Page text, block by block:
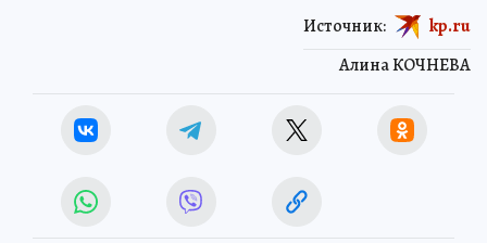
Алина КОЧНЕВА
Источник: kp.ru